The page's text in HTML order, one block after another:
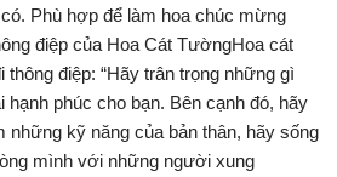
Phù hợp để làm hoa chúc mừng
điệp của Hoa Cát TườngHoa cát
điệp: “Hãy trân trọng những gì
hạnh phúc cho bạn. Bên cạnh đó, hãy
những kỹ năng của bản thân, hãy sống
mình với những người xung